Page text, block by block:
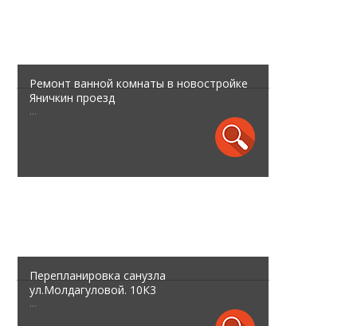
Ремонт ванной комнаты в новостройке
Яничкин проезд
...
Перепланировка санузла
ул.Молдагуловой. 10К3
...